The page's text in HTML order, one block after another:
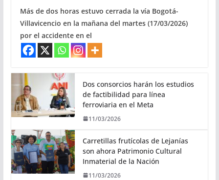
Más de dos horas estuvo cerrada la vía Bogotá-
Villavicencio en la mañana del martes (17/03/2026)
por el accidente en el
Dos consorcios harán los estudios
de factibilidad para línea
ferroviaria en el Meta
11/03/2026
Carretillas frutícolas de Lejanías
son ahora Patrimonio Cultural
Inmaterial de la Nación
11/03/2026